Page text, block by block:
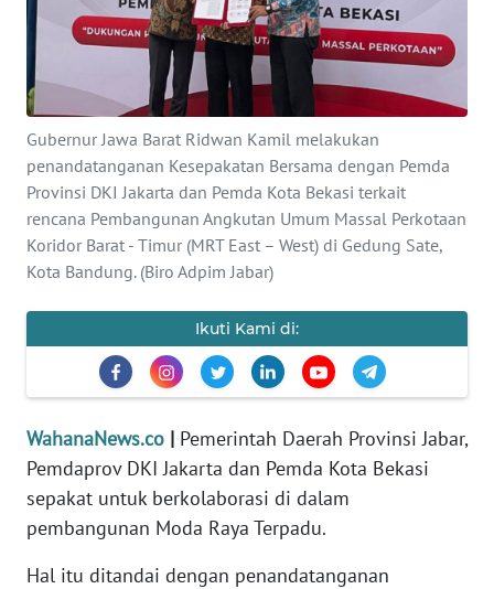
Gubernur Jawa Barat Ridwan Kamil melakukan
penandatanganan Kesepakatan Bersama dengan Pemda
Provinsi DKI Jakarta dan Pemda Kota Bekasi terkait
rencana Pembangunan Angkutan Umum Massal Perkotaan
Koridor Barat - Timur (MRT East – West) di Gedung Sate,
Kota Bandung. (Biro Adpim Jabar)
Ikuti Kami di:
WahanaNews.co | Pemerintah Daerah Provinsi Jabar,
Pemdaprov DKI Jakarta dan Pemda Kota Bekasi
sepakat untuk berkolaborasi di dalam
pembangunan Moda Raya Terpadu.
Hal itu ditandai dengan penandatanganan
INTERNASIONAL
SERBA-SERBI
PENDIDIKAN
OLAHRAGA
EDITORIAL
Informasi
BERITA
KONTAK